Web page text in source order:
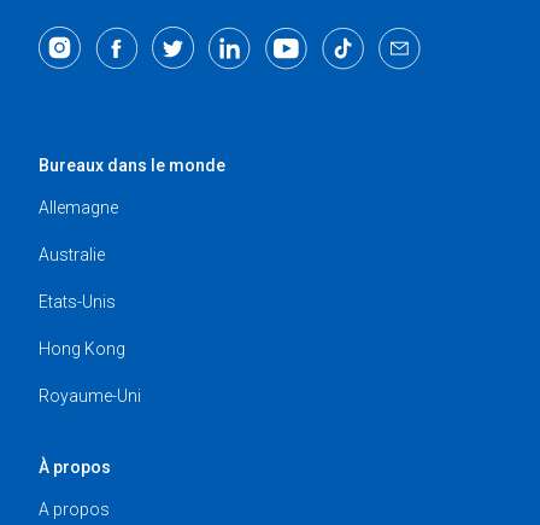
Bureaux dans le monde
Allemagne
Australie
Etats-Unis
Hong Kong
Royaume-Uni
À propos
A propos